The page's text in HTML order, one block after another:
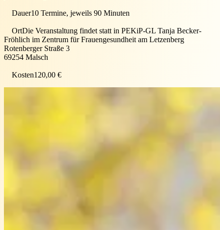
Dauer10 Termine, jeweils 90 Minuten
OrtDie Veranstaltung findet statt in PEKiP-GL Tanja Becker-
Fröhlich im Zentrum für Frauengesundheit am Letzenberg
Rotenberger Straße 3
69254 Malsch
Kosten120,00 €